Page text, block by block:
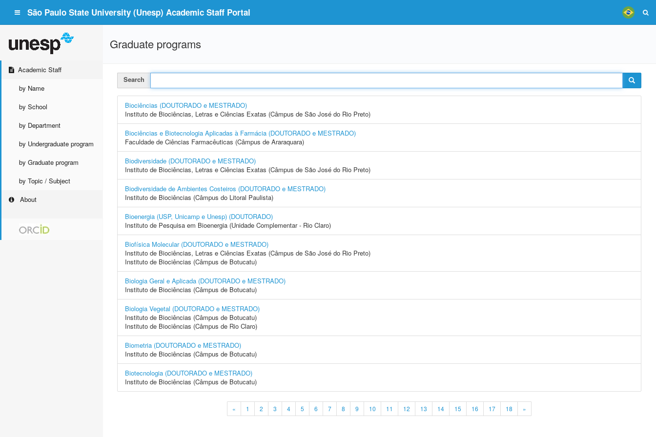
São Paulo State University (Unesp) Academic Staff Portal
Academic Staff
by Name
by School
by Department
by Undergraduate program
by Graduate program
by Topic / Subject
About
Graduate programs
Search
Biociências (DOUTORADO e MESTRADO)
Instituto de Biociências, Letras e Ciências Exatas (Câmpus de São José do Rio Preto)
Biociências e Biotecnologia Aplicadas à Farmácia (DOUTORADO e MESTRADO)
Faculdade de Ciências Farmacêuticas (Câmpus de Araraquara)
Biodiversidade (DOUTORADO e MESTRADO)
Instituto de Biociências, Letras e Ciências Exatas (Câmpus de São José do Rio Preto)
Biodiversidade de Ambientes Costeiros (DOUTORADO e MESTRADO)
Instituto de Biociências (Câmpus do Litoral Paulista)
Bioenergia (USP, Unicamp e Unesp) (DOUTORADO)
Instituto de Pesquisa em Bioenergia (Unidade Complementar - Rio Claro)
Biofísica Molecular (DOUTORADO e MESTRADO)
Instituto de Biociências, Letras e Ciências Exatas (Câmpus de São José do Rio Preto)
Instituto de Biociências (Câmpus de Botucatu)
Biologia Geral e Aplicada (DOUTORADO e MESTRADO)
Instituto de Biociências (Câmpus de Botucatu)
Biologia Vegetal (DOUTORADO e MESTRADO)
Instituto de Biociências (Câmpus de Botucatu)
Instituto de Biociências (Câmpus de Rio Claro)
Biometria (DOUTORADO e MESTRADO)
Instituto de Biociências (Câmpus de Botucatu)
Biotecnologia (DOUTORADO e MESTRADO)
Instituto de Biociências (Câmpus de Botucatu)
« 1 2 3 4 5 6 7 8 9 10 11 12 13 14 15 16 17 18 »